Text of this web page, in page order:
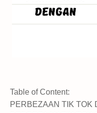
Table of Content:
PERBEZAAN TIK TOK